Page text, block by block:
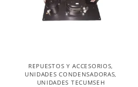
REPUESTOS Y ACCESORIOS,
UNIDADES CONDENSADORAS,
UNIDADES TECUMSEH